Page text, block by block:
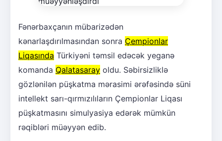
Fənərbaxçanın mübarizədən
kənarlaşdırılmasından sonra Çempionlar
Liqasında Türkiyəni təmsil edəcək yeganə
komanda Qalatasaray oldu. Səbirsizliklə
gözlənilən püşkatma mərasimi ərəfəsində süni
intellekt sarı-qırmızılıların Çempionlar Liqası
püşkatmasını simulyasiya edərək mümkün
rəqibləri müəyyən edib.